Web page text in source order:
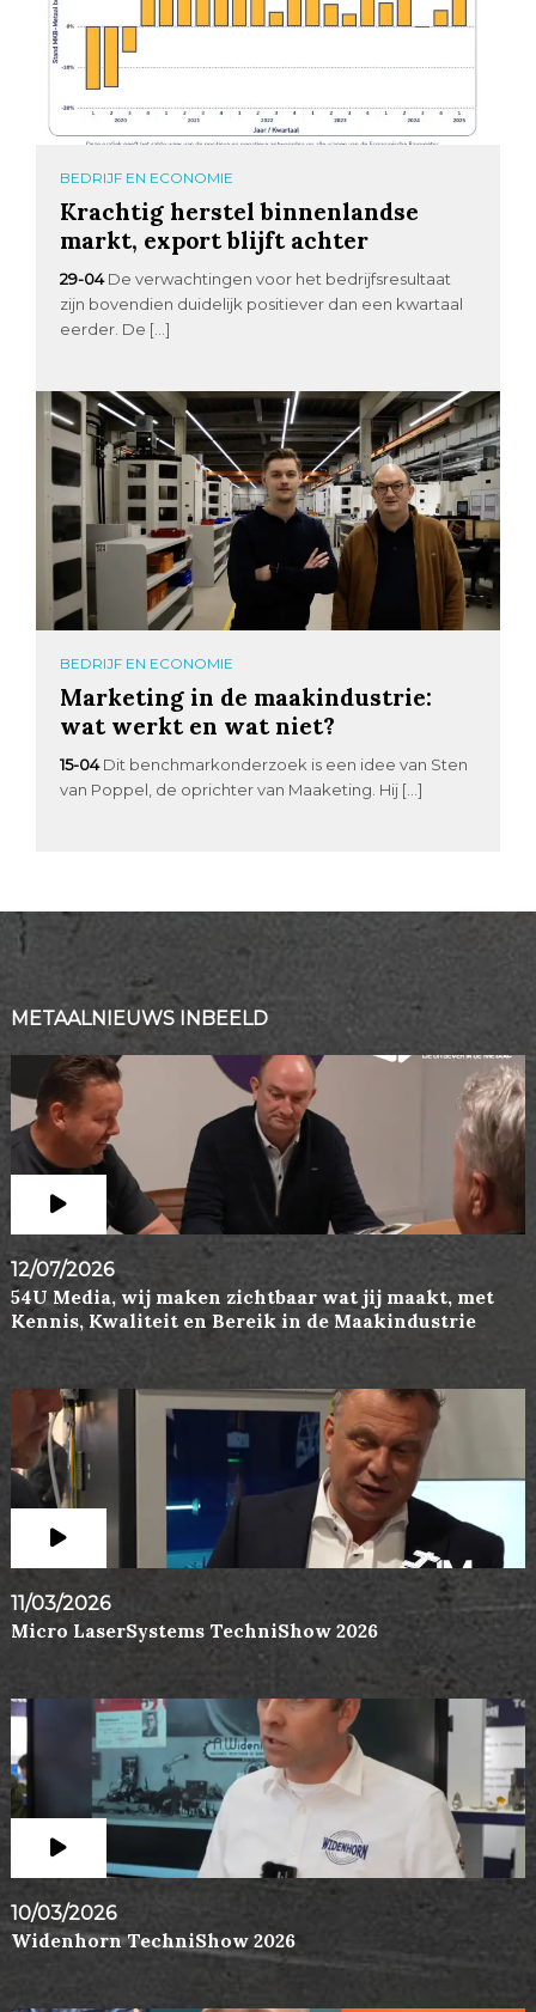
BEDRIJF EN ECONOMIE
Krachtig herstel binnenlandse
markt, export blijft achter
29-04 De verwachtingen voor het bedrijfsresultaat
zijn bovendien duidelijk positiever dan een kwartaal
eerder. De […]
BEDRIJF EN ECONOMIE
Marketing in de maakindustrie:
wat werkt en wat niet?
15-04 Dit benchmarkonderzoek is een idee van Sten
van Poppel, de oprichter van Maaketing. Hij […]
METAALNIEUWS INBEELD
12/07/2026
54U Media, wij maken zichtbaar wat jij maakt, met
Kennis, Kwaliteit en Bereik in de Maakindustrie
11/03/2026
Micro LaserSystems TechniShow 2026
10/03/2026
Widenhorn TechniShow 2026